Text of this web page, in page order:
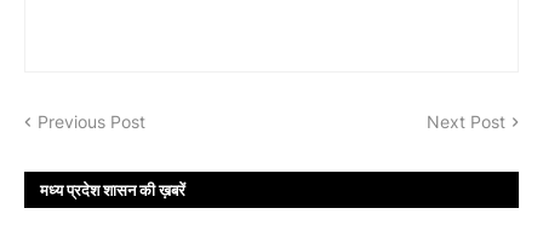
Previous Post Next Post
मध्य प्रदेश शासन की ख़बरें